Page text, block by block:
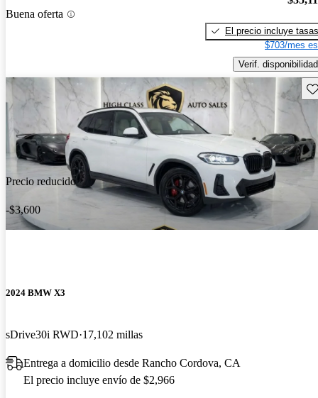
Buena oferta
El precio incluye tasas
$703/mes
Verif. disponibilidad
Precio reducido
-$3,600
2024 BMW X3
sDrive30i RWD 17,102 millas
Entrega a domicilio desde Rancho Cordova, CA
El precio incluye envío de $2,966